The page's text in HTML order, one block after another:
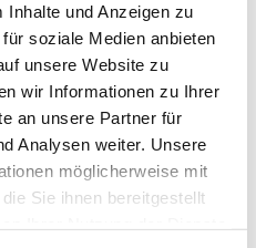
und Anzeigen zu
soziale Medien anbieten
unsere Website zu
wir Informationen zu Ihrer
an unsere Partner für
Analysen weiter. Unsere
möglicherweise mit
Sie ihnen bereitgestellt
und können bei
Es findet in etwa alle 2
statt.
privat oder in
auch außer Haus